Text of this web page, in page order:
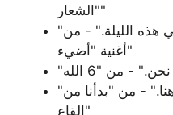
"الشعار"
"دعونا نحتفل بنخب وننغمس في هذه الليلة." - من
أغنية "أضيء"
"بدأنا من القاع، والآن نحن هنا." - من "بدأنا من
القاع"